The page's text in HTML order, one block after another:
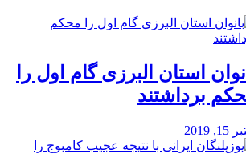
استان البرزی گام اول را
برداشتند
2019